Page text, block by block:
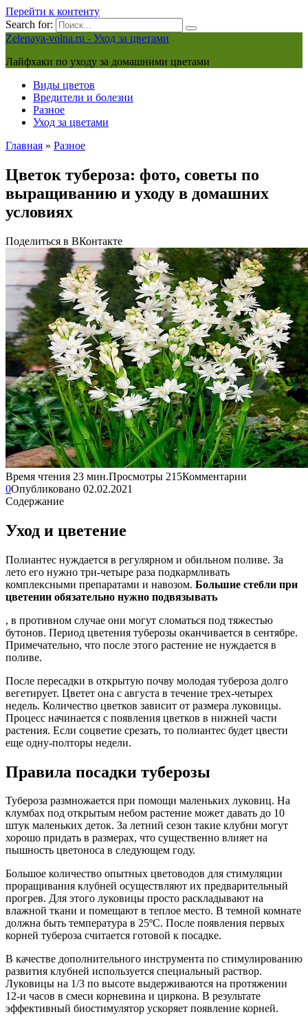
Перейти к контенту
Search for:
Zelenaya-volna.ru - Уход за цветами
Лайфхаки по уходу за домашними цветами
Виды цветов
Вредители и болезни
Разное
Уход за цветами
Главная » Разное
Цветок тубероза: фото, советы по
выращиванию и уходу в домашних
условиях
Поделиться в ВКонтакте
Время чтения 23 мин.Просмотры 215Комментарии
0Опубликовано 02.02.2021
Содержание
Уход и цветение
Полиантес нуждается в регулярном и обильном поливе. За
лето его нужно три-четыре раза подкармливать
комплексными препаратами и навозом. Большие стебли при
цветении обязательно нужно подвязывать
, в противном случае они могут сломаться под тяжестью
бутонов. Период цветения туберозы оканчивается в сентябре.
Примечательно, что после этого растение не нуждается в
поливе.
После пересадки в открытую почву молодая тубероза долго
вегетирует. Цветет она с августа в течение трех-четырех
недель. Количество цветков зависит от размера луковицы.
Процесс начинается с появления цветков в нижней части
растения. Если соцветие срезать, то полиантес будет цвести
еще одну-полторы недели.
Правила посадки туберозы
Тубероза размножается при помощи маленьких луковиц. На
клумбах под открытым небом растение может давать до 10
штук маленьких деток. За летний сезон такие клубни могут
хорошо придать в размерах, что существенно влияет на
пышность цветоноса в следующем году.
Большое количество опытных цветоводов для стимуляции
проращивания клубней осуществляют их предварительный
прогрев. Для этого луковицы просто раскладывают на
влажной ткани и помещают в теплое место. В темной комнате
должна быть температура в 25ºС. После появления первых
корней тубероза считается готовой к посадке.
В качестве дополнительного инструмента по стимулированию
развития клубней используется специальный раствор.
Луковицы на 1/3 по высоте выдерживаются на протяжении
12-и часов в смеси корневина и циркона. В результате
эффективный биостимулятор ускоряет появление корней.